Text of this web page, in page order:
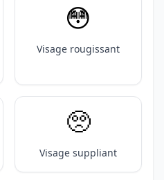
😳
Visage rougissant
🥺
Visage suppliant